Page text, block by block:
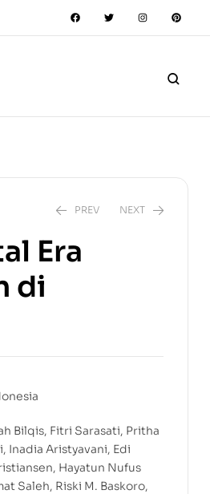
PREV NEXT
Era
di
Bilqis, Fitri Sarasati, Pritha
Inadia Aristyavani, Edi
Hayatun Nufus
Saleh, Riski M. Baskoro,